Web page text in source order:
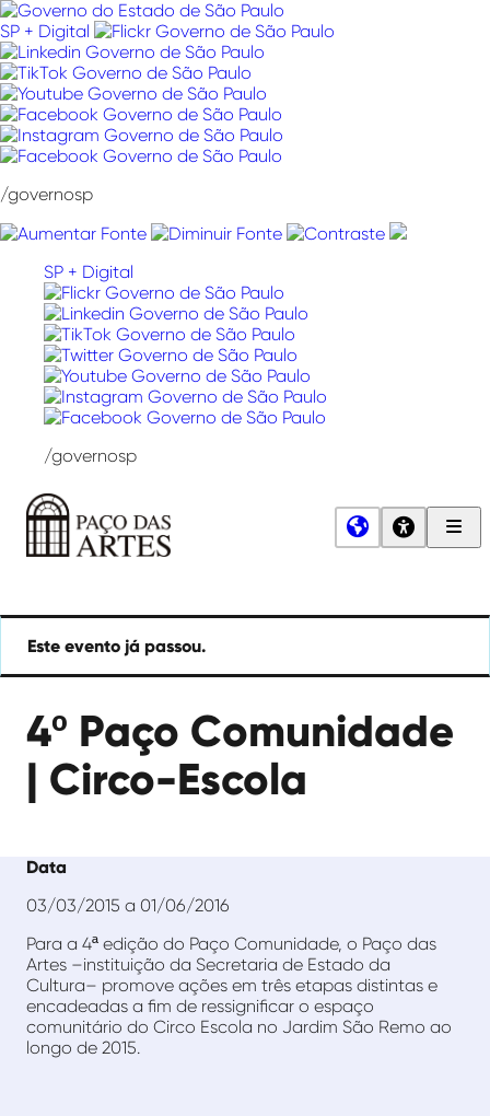
Pular
para
o
conteúdo
SP + Digital
/governosp
SP + Digital
/governosp
Artes
Este evento já passou.
4º Paço Comunidade
| Circo-Escola
Data
03/03/2015 a 01/06/2016
Para a 4ª edição do Paço Comunidade, o Paço das
Artes –instituição da Secretaria de Estado da
Cultura– promove ações em três etapas distintas e
encadeadas a fim de ressignificar o espaço
comunitário do Circo Escola no Jardim São Remo ao
longo de 2015.